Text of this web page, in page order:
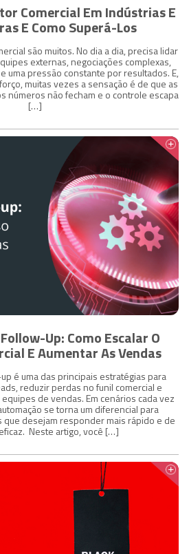
Comercial Em Indústrias E
E Como Superá-Los
são muitos. No dia a dia, precisa lidar
externas, negociações complexas,
uma pressão constante por resultados. E,
muitas vezes a sensação é de que as
números não fecham e o controle escapa
[…]
Up: Como Escalar O
E Aumentar As Vendas
é uma das principais estratégias para
reduzir perdas no funil comercial e
de vendas. Em cenários cada vez
se torna um diferencial para
desejam responder mais rápido e de
Neste artigo, você […]